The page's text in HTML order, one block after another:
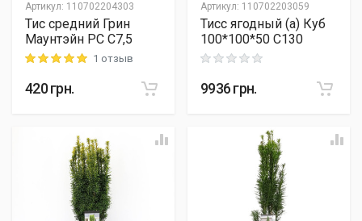
Артикул: 110702204303
Тис средний Грин
Маунтэйн PC C7,5
Rating: 5 out of 51 отзыв
420грн.
Артикул: 110702203059
Тисс ягодный (а) Куб
100*100*50 C130
Rating: 0 out of 5
9936грн.